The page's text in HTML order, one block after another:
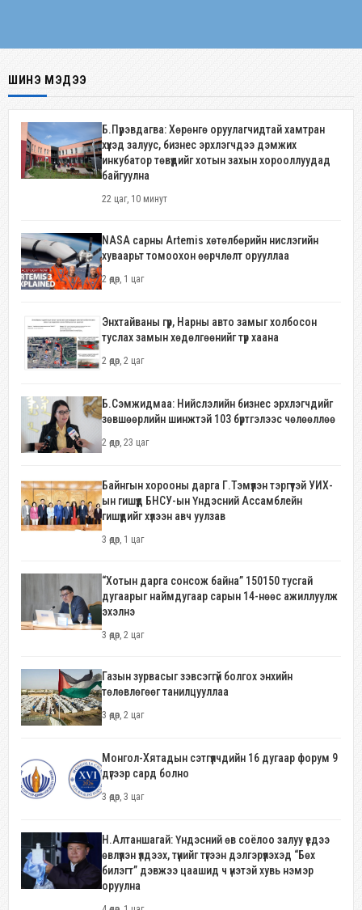
ШИНЭ МЭДЭЭ
Б.Пүрэвдагва: Хөрөнгө оруулагчидтай хамтран
хүүхэд залуус, бизнес эрхлэгчдээ дэмжих
инкубатор төвүүдийг хотын захын хорооллуудад
байгуулна
22 цаг, 10 минут
NASA сарны Artemis хөтөлбөрийн нислэгийн
хуваарьт томоохон өөрчлөлт орууллаа
2 өдөр, 1 цаг
Энхтайваны гүүр, Нарны авто замыг холбосон
туслах замын хөдөлгөөнийг түр хаана
2 өдөр, 2 цаг
Б.Сэмжидмаа: Нийслэлийн бизнес эрхлэгчдийг
зөвшөөрлийн шинжтэй 103 бүртгэлээс чөлөөллөө
2 өдөр, 23 цаг
Байнгын хорооны дарга Г.Тэмүүлэн тэргүүтэй УИХ-
ын гишүүд БНСУ-ын Үндэсний Ассамблейн
гишүүдийг хүлээн авч уулзав
3 өдөр, 1 цаг
“Хотын дарга сонсож байна” 150150 тусгай
дугаарыг наймдугаар сарын 14-нөөс ажиллуулж
эхэлнэ
3 өдөр, 2 цаг
Газын зурвасыг зэвсэггүй болгох энхийн
төлөвлөгөөг танилцууллаа
3 өдөр, 2 цаг
Монгол-Хятадын сэтгүүлчдийн 16 дугаар форум 9
дүгээр сард болно
3 өдөр, 3 цаг
Н.Алтаншагай: Үндэсний өв соёлоо залуу үедээ
өвлүүлэн үлдээх, түүнийг түгээн дэлгэрүүлэхэд “Бөх
билэгт” дэвжээ цаашид ч үнэтэй хувь нэмэр
оруулна